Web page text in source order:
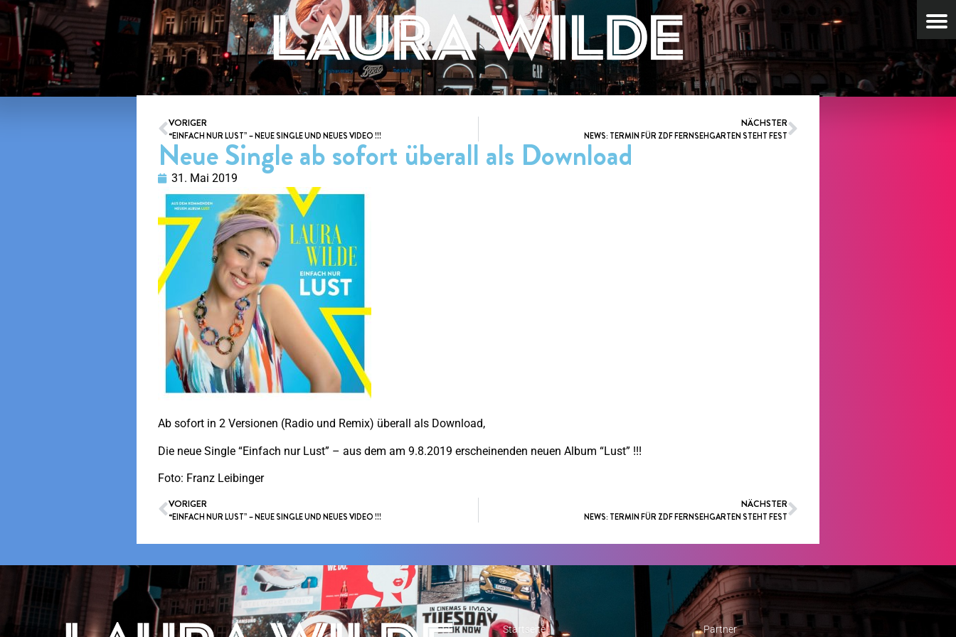
VORIGER
“EINFACH NUR LUST” – NEUE SINGLE UND NEUES VIDEO !!!
NÄCHSTER
NEWS: TERMIN FÜR ZDF FERNSEHGARTEN STEHT FEST
Neue Single ab sofort überall als Download
31. Mai 2019
Ab sofort in 2 Versionen (Radio und Remix) überall als Download,
Die neue Single “Einfach nur Lust” – aus dem am 9.8.2019 erscheinenden neuen Album “Lust” !!!
Foto: Franz Leibinger
VORIGER
“EINFACH NUR LUST” – NEUE SINGLE UND NEUES VIDEO !!!
NÄCHSTER
NEWS: TERMIN FÜR ZDF FERNSEHGARTEN STEHT FEST
Startseite Partner